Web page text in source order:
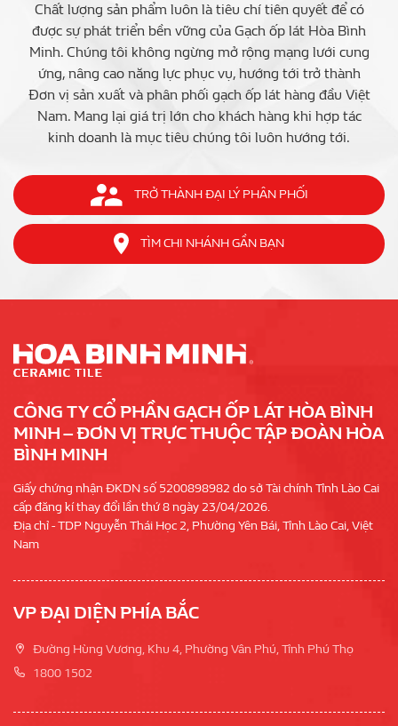
Chất lượng sản phẩm luôn là tiêu chí tiên quyết để có
được sự phát triển bền vững của Gạch ốp lát Hòa Bình
Minh. Chúng tôi không ngừng mở rộng mạng lưới cung
ứng, nâng cao năng lực phục vụ, hướng tới trở thành
Đơn vị sản xuất và phân phối gạch ốp lát hàng đầu Việt
Nam. Mang lại giá trị lớn cho khách hàng khi hợp tác
kinh doanh là mục tiêu chúng tôi luôn hướng tới.
TRỞ THÀNH ĐẠI LÝ PHÂN PHỐI
TÌM CHI NHÁNH GẦN BẠN
CÔNG TY CỔ PHẦN GẠCH ỐP LÁT HÒA BÌNH
MINH – ĐƠN VỊ TRỰC THUỘC TẬP ĐOÀN HÒA
BÌNH MINH
Giấy chứng nhận ĐKDN số 5200898982 do sở Tài chính Tỉnh Lào Cai
cấp đăng kí thay đổi lần thứ 8 ngày 23/04/2026.
Địa chỉ - TDP Nguyễn Thái Học 2, Phường Yên Bái, Tỉnh Lào Cai, Việt
Nam
VP ĐẠI DIỆN PHÍA BẮC
Đường Hùng Vương, Khu 4, Phường Vân Phú, Tỉnh Phú Thọ
1800 1502